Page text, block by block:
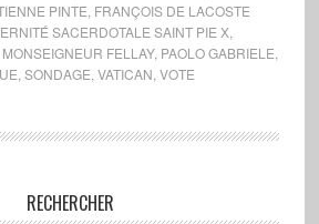
PINTE FRANÇOIS DE LACOSTE
SACERDOTALE SAINT PIE X,
MONSEIGNEUR FELLAY, PAOLO GABRIELE
SONDAGE VATICAN VOTE
RECHERCHER